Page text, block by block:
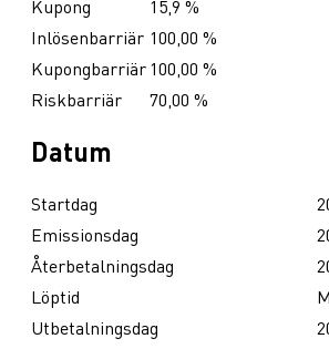
Kupong
15,9 %
Inlösenbarriär 100,00 %
Kupongbarriär100,00 %
Riskbarriär
70,00 %
Datum
Startdag
Emissionsdag
Återbetalningsdag
Löptid
Utbetalningsdag